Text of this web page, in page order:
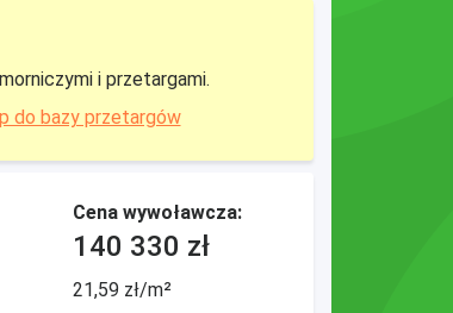
i przetargami.
do bazy przetargów
Cena wywoławcza:
140 330 zł
21,59 zł/m²